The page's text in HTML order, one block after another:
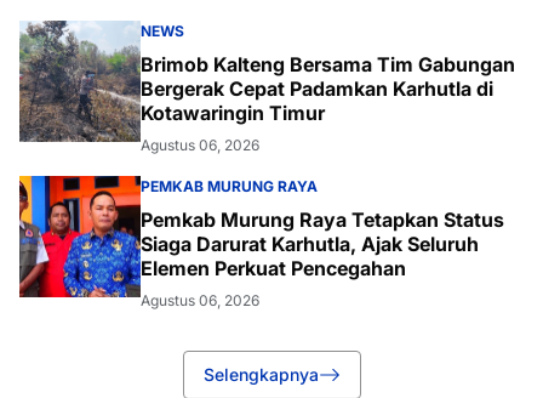
NEWS
Brimob Kalteng Bersama Tim Gabungan
Bergerak Cepat Padamkan Karhutla di
Kotawaringin Timur
Agustus 06, 2026
PEMKAB MURUNG RAYA
Pemkab Murung Raya Tetapkan Status
Siaga Darurat Karhutla, Ajak Seluruh
Elemen Perkuat Pencegahan
Agustus 06, 2026
Selengkapnya